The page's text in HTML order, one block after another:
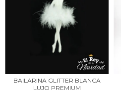
BAILARINA GLITTER BLANCA
LUJO PREMIUM